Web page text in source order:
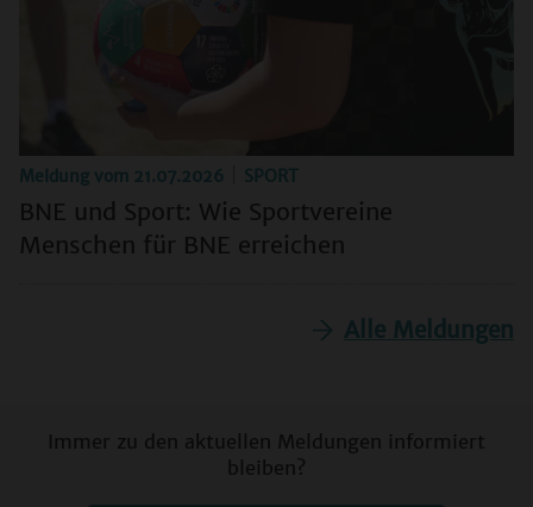
BNE und Sport: Wie Sportvereine
Menschen für BNE erreichen
Meldung vom 21.07.2026 SPORT
Alle Meldungen
Immer zu den aktuellen Meldungen informiert
bleiben?